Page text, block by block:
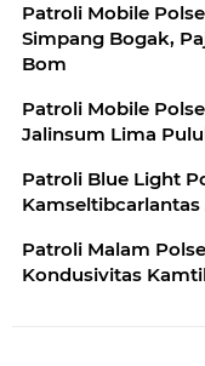
Patroli Mobile
Simpang Bogak,
Bom
Patroli Mobile
Jalinsum Lima
Patroli Blue Light
Patroli Malam
Kondusivitas